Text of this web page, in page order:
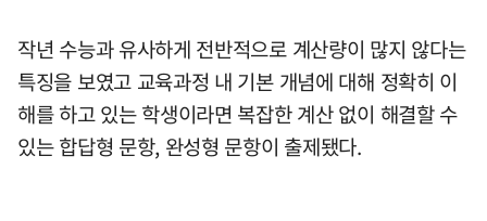
작년 수능과 유사하게 전반적으로 계산량이 많지 않다는
특징을 보였고 교육과정 내 기본 개념에 대해 정확히 이
해를 하고 있는 학생이라면 복잡한 계산 없이 해결할 수
있는 합답형 문항, 완성형 문항이 출제됐다.